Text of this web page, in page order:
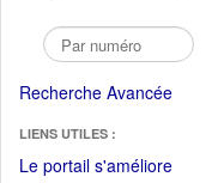
Recherche Avancée
LIENS UTILES :
Le portail s'améliore(Fichier